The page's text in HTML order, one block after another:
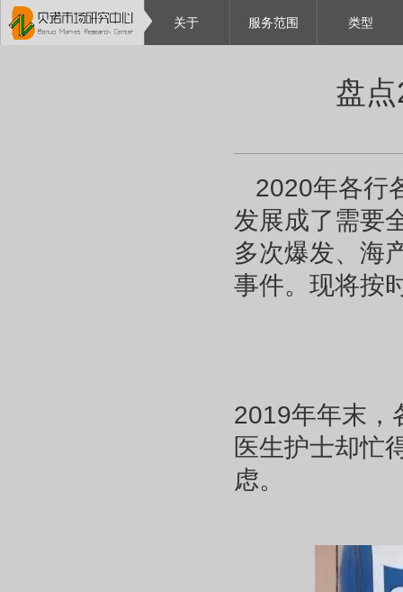
关于 服务范围 类型
盘
2020年各行
发展成了需要
多次爆发、海
事件。现将按
2019年年末，
医生护士却忙
虑。